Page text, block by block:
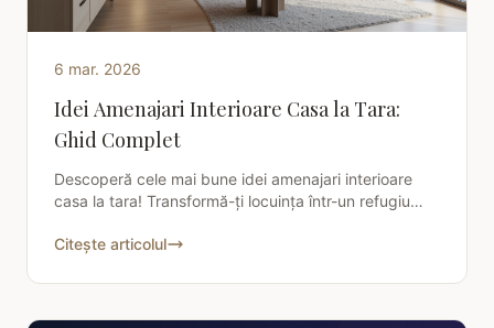
6 mar. 2026
Idei Amenajari Interioare Casa la Tara:
Ghid Complet
Descoperă cele mai bune idei amenajari interioare
casa la tara! Transformă-ți locuința într-un refugiu
Citește articolul